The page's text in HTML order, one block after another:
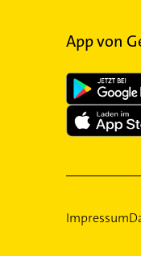
App von
Impressum